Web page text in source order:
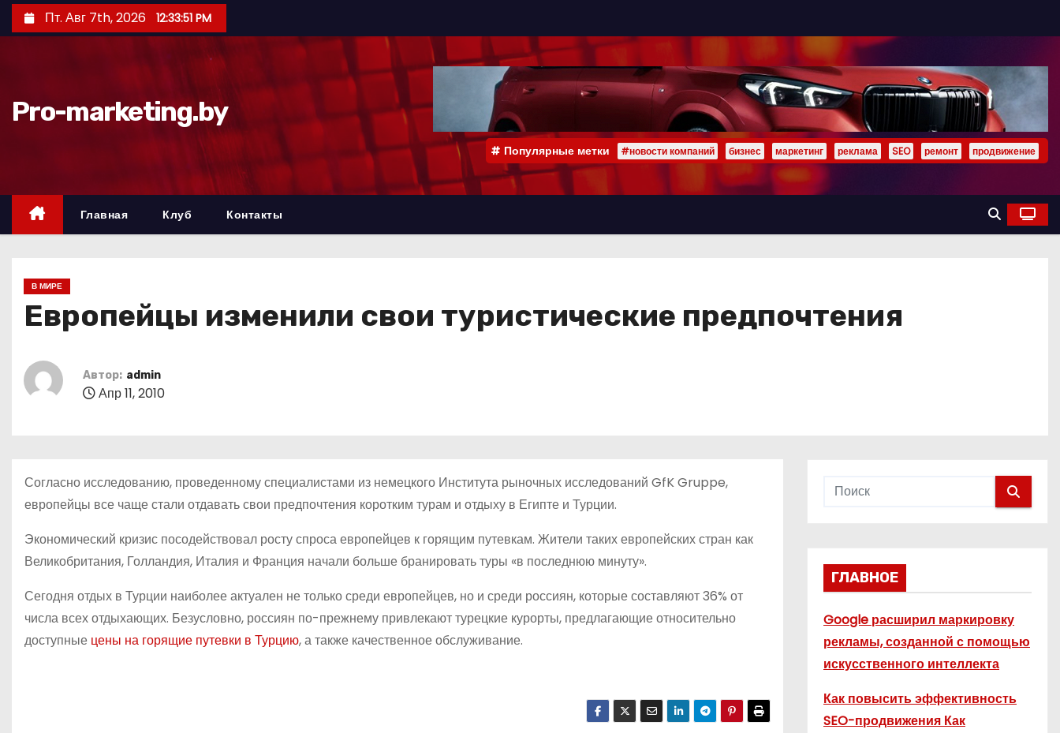
е
д
Пт. Авг 7th, 2026 12:33:52 PM
Pro-marketing.by
Популярные метки #новости компаний бизнес маркетинг реклама SEO ремонт продвижение
Главная Клуб Контакты
В МИРЕ
Европейцы изменили свои туристические предпочтения
Автор: admin
Апр 11, 2010
Согласно исследованию, проведенному специалистами из немецкого Института рыночных исследований GfK Gruppe,
европейцы все чаще стали отдавать свои предпочтения коротким турам и отдыху в Египте и Турции.
Экономический кризис посодействовал росту спроса европейцев к горящим путевкам. Жители таких европейских стран как
Великобритания, Голландия, Италия и Франция начали больше бранировать туры «в последнюю минуту».
Сегодня отдых в Турции наиболее актуален не только среди европейцев, но и среди россиян, которые составляют 36% от
числа всех отдыхающих. Безусловно, россиян по-прежнему привлекают турецкие курорты, предлагающие относительно
доступные цены на горящие путевки в Турцию, а также качественное обслуживание.
ГЛАВНОЕ
Google расширил маркировку
рекламы, созданной с помощью
искусственного интеллекта
Как повысить эффективность
SEO-продвижения Как